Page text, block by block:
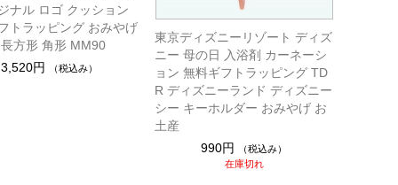
ナル ロゴ クッション
トラッピング おみやげ
方形 角形 MM90
3,520円
（税込み）
東京ディズニーリゾート ディズ
ニー 母の日 入浴剤 カーネーシ
ョン 無料ギフトラッピング TD
R ディズニーランド ディズニー
シー キーホルダー おみやげ お
土産
990円
（税込み）
在庫切れ